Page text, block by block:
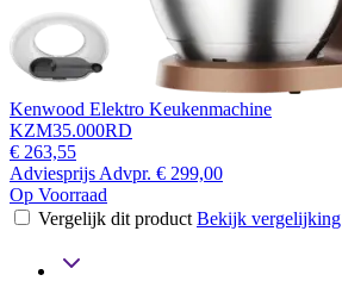
Kenwood Elektro Keukenmachine
KZM35.000RD
€ 263,55
Adviesprijs Advpr. € 299,00
Op Voorraad
Vergelijk dit product Bekijk vergelijking